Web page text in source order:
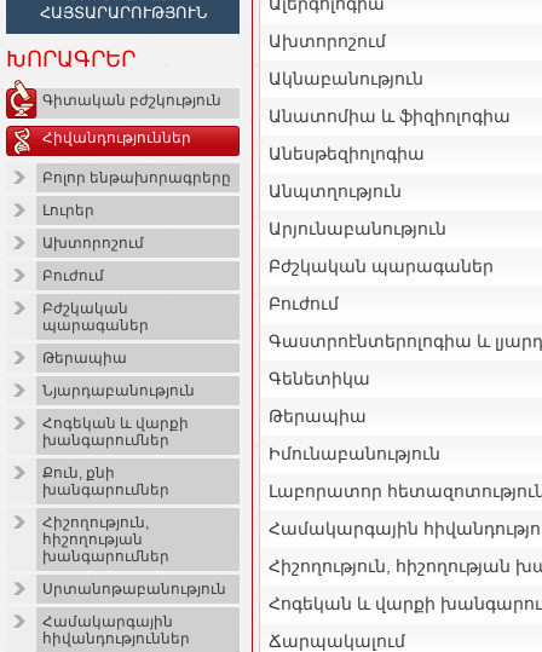
ՀԱՅՏԱՐԱՐՈՒԹՅՈՒՆ
ԽՈՐԱԳՐԵՐ
Գիտական բժշկություն
Հիվանդություններ
Բոլոր ենթախորագրերը
Լուրեր
Ախտորոշում
Բուժում
Բժշկական
պարագաներ
Թերապիա
Նյարդաբանություն
Հոգեկան և վարքի
խանգարումներ
Քուն, քնի
խանգարումներ
Հիշողություն,
հիշողության
խանգարումներ
Սրտանոթաբանություն
Համակարգային
հիվանդություններ
Ախտորոշում
Ակնաբանություն
Անատոմիա և ֆիզիոլոգիա
Անեսթեզիոլոգիա
Անպտղություն
Արյունաբանություն
Բժշկական պարագաներ
Բուժում
Գաստրոէնտերոլոգիա և
Գենետիկա
Թերապիա
Իմունաբանություն
Լաբորատոր
Համակարգային
Հիշողություն, հիշողության
Հոգեկան և վարքի
Ճարպակալում